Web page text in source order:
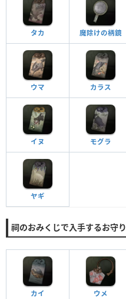
タカ 魔除けの柄鏡
ウマ カラス
イヌ モグラ
ヤギ
祠のおみくじで入手するお守り
カイ ウメ